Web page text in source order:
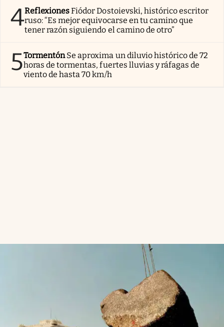
4ReflexionesFiódor Dostoievski, histórico escritor
ruso: “Es mejor equivocarse en tu camino que
tener razón siguiendo el camino de otro”
5TormentónSe aproxima un diluvio histórico de 72
horas de tormentas, fuertes lluvias y ráfagas de
viento de hasta 70 km/h